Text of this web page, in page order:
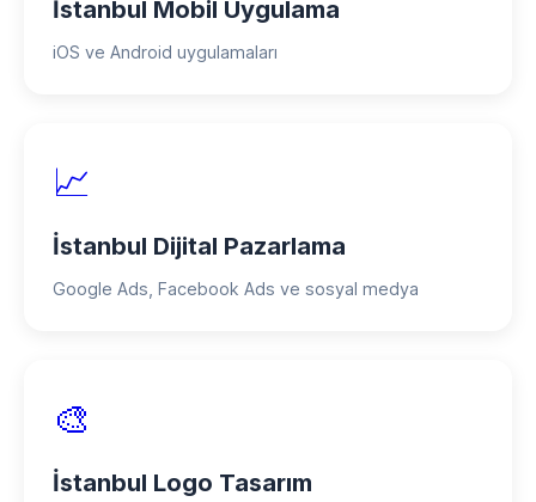
İstanbul Mobil Uygulama
iOS ve Android uygulamaları
📈
İstanbul Dijital Pazarlama
Google Ads, Facebook Ads ve sosyal medya
🎨
İstanbul Logo Tasarım